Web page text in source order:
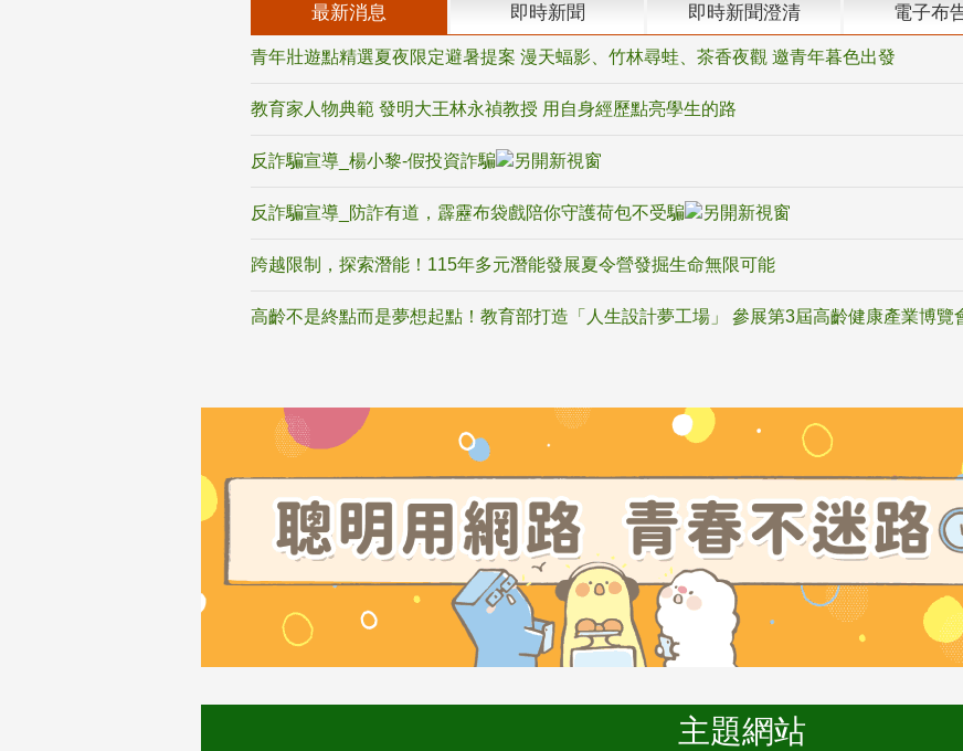
最新消息 即時新聞 即時新聞澄清 電子布
青年壯遊點精選夏夜限定避暑提案 漫天蝠影、竹林尋蛙、茶香夜觀 邀青年暮色出發
教育家人物典範 發明大王林永禎教授 用自身經歷點亮學生的路
反詐騙宣導_楊小黎-假投資詐騙
反詐騙宣導_防詐有道，霹靂布袋戲陪你守護荷包不受騙
跨越限制，探索潛能！115年多元潛能發展夏令營發掘生命無限可能
高齡不是終點而是夢想起點！教育部打造「人生設計夢工場」 參展第3屆高齡健康產業博覽
主題網站